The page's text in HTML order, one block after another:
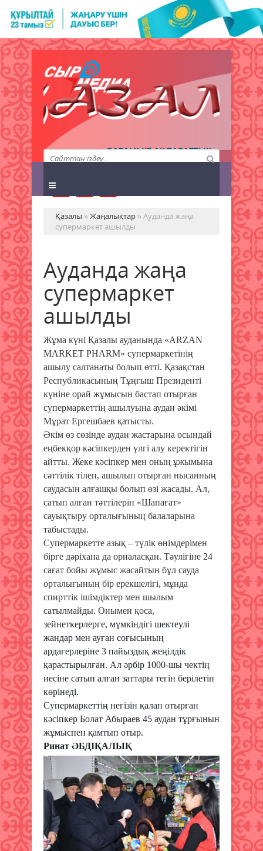
QAZALY.KZ АҚПАРАТТЫҚ
АГЕНТТІГІ
Қазалы »Жаңалықтар » Ауданда жаңа
супермаркет ашылды
Ауданда жаңа
супермаркет
ашылды
Жұма күні Қазалы ауданында «ARZAN
MARKET PHARM» супермаркетінің
ашылу салтанаты болып өтті. Қазақстан
Республикасының Тұңғыш Президенті
күніне орай жұмысын бастап отырған
супермаркеттің ашылуына аудан әкімі
Мұрат Ергешбаев қатысты.
Әкім өз сөзінде аудан жастарына осындай
еңбекқор кәсіпкерден үлгі алу керектігін
айтты. Жеке кәсіпкер мен оның ұжымына
сәттілік тілеп, ашылып отырған нысанның
саудасын алғашқы болып өзі жасады. Ал,
сатып алған тәттілерін «Шапағат»
сауықтыру орталығының балаларына
табыстады.
Супермаркетте азық – түлік өнімдерімен
бірге дәріхана да орналасқан. Тәулігіне 24
сағат бойы жұмыс жасайтын бұл сауда
орталығының бір ерекшелігі, мұнда
спирттік ішімдіктер мен шылым
сатылмайды. Онымен қоса,
зейнеткерлерге, мүмкіндігі шектеулі
жандар мен ауған соғысының
ардагерлеріне 3 пайыздық жеңілдік
қарастырылған. Ал әрбір 1000-шы чектің
иесіне сатып алған заттары тегін берілетін
көрінеді.
Супермаркеттің негізін қалап отырған
кәсіпкер Болат Абыраев 45 аудан тұрғынын
жұмыспен қамтып отыр.
Ринат ӘБДІҚАЛЫҚ